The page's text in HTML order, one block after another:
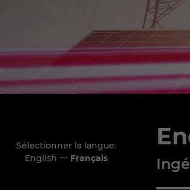
Sélectionner la langue:
English — Français